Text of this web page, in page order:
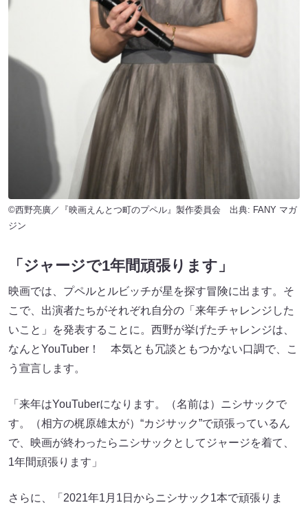
©西野亮廣／『映画えんとつ町のプペル』製作委員会 出典: FANY マガ
ジン
「ジャージで1年間頑張ります」
映画では、プペルとルビッチが星を探す冒険に出ます。そ
こで、出演者たちがそれぞれ自分の「来年チャレンジした
いこと」を発表することに。西野が挙げたチャレンジは、
なんとYouTuber！ 本気とも冗談ともつかない口調で、こ
う宣言します。
「来年はYouTuberになります。（名前は）ニシサックで
す。（相方の梶原雄太が）“カジサック”で頑張っているん
で、映画が終わったらニシサックとしてジャージを着て、
1年間頑張ります」
さらに、「2021年1月1日からニシサック1本で頑張りま